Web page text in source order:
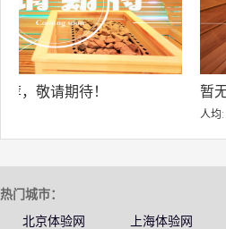
暂无商家推荐，敬请期待！
热门城市：
北京体验网
上海体验网